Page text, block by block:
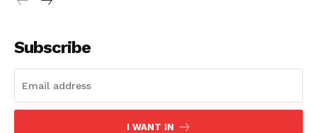
Subscribe
I WANT IN